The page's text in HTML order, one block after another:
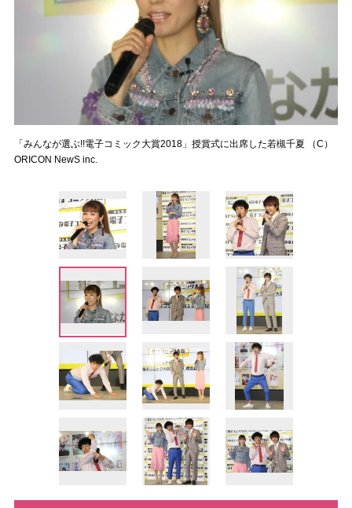
「みんなが選ぶ!!電子コミック大賞2018」授賞式に出席した若槻千夏 （C）
ORICON NewS inc.